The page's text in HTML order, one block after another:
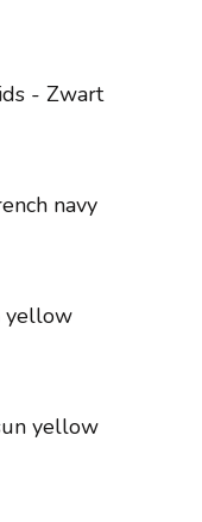
- Zwart
navy
yellow
yellow